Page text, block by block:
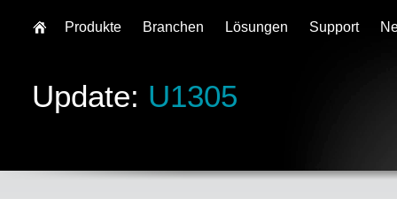
Update: U1305
Produkte Branchen Lösungen Support